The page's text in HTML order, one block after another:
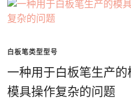
白板笔类型型号
一种用于白板笔生产
模具操作复杂的问题